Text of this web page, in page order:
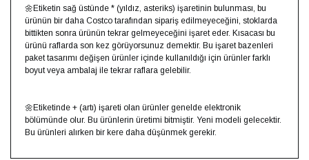
🌼Etiketin sağ üstünde * (yıldız, asteriks) işaretinin bulunması, bu
ürünün bir daha Costco tarafından sipariş edilmeyeceğini, stoklarda
bittikten sonra ürünün tekrar gelmeyeceğini işaret eder. Kısacası bu
ürünü raflarda son kez görüyorsunuz demektir. Bu işaret bazenleri
paket tasarımı değişen ürünler içinde kullanıldığı için ürünler farklı
boyut veya ambalaj ile tekrar raflara gelebilir. ⁣⁣
🌼Etiketinde + (artı) işareti olan ürünler genelde elektronik
bölümünde olur. Bu ürünlerin üretimi bitmiştir. Yeni modeli gelecektir.
Bu ürünleri alırken bir kere daha düşünmek gerekir.⁣⁣